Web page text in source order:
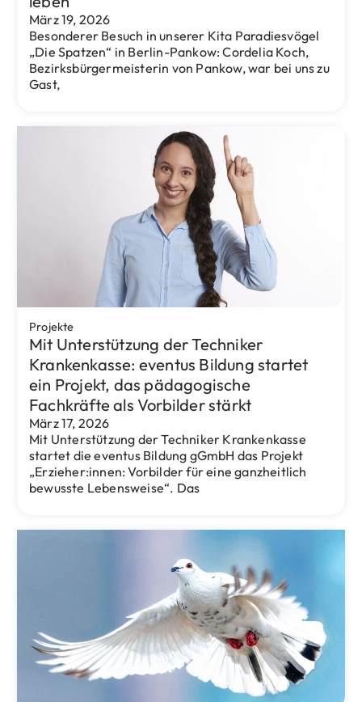
Eventus Bildung
In Erinnerung an Prof. Dr. Udo Steinbach:
Ein herausragender Wissenschaftler,
Brückenbauer zwischen den Kulturen und
Mit großer Bestürzung und tiefer Trauer haben wir
vom Tod von Prof. Dr. Udo Steinbach erfahren, der
Eventus Bildung
Berlin-Tag 2025 – Deutschlands größte
Job- und Informationsmesse: Viele
Gespräche, neue Kontakte und große
Deutschlands größte Job- und Informationsmesse
Quereinsteiger:innen fand am 11. Oktober in der